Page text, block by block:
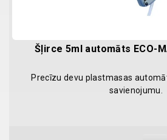
Šļirce 5ml automāts ECO-
Precīzu devu plastmasas
savienojumu.